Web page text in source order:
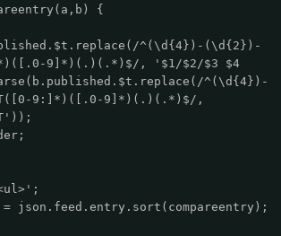
{
^(\d{4})-(\d{2})-
9]*)(.)(.*)$/, '$1/$2/$3 $4
^(\d{4})-
9:]*)([.0-9]*)(.)(.*)$/,
json.feed.entry.sort(compareentry);